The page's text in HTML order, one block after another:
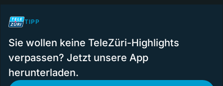
TIPP
Sie wollen keine TeleZüri-Highlights
verpassen? Jetzt unsere App
herunterladen.